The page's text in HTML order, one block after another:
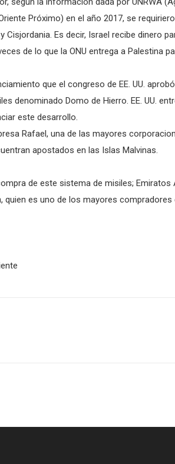
Próximo) en el año 2017, se
Cisjordania. Es decir, Israel recibe dinero
de lo que la ONU entrega a Palestina
que el congreso de EE. UU.
denominado Domo de Hierro. EE. UU.
este desarrollo.
Rafael, una de las mayores
apostados en las Islas Malvinas.
de este sistema de misiles; Emiratos
quien es uno de los mayores compradores